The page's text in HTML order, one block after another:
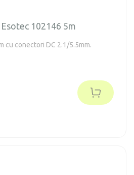
102146 5m
cu conectori DC 2.1/5.5mm.